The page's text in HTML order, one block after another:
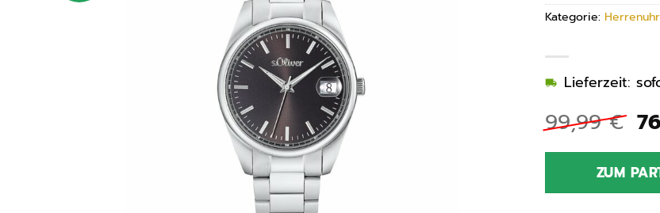
99,99€
Lieferzeit:
ZUM
Kategorie: Herrenuhr